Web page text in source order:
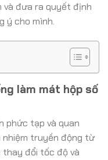
và đưa ra quyết định
ý cho mình.
làm mát hộp số
phức tạp và quan
nhiệm truyền động từ
thay đổi tốc độ và